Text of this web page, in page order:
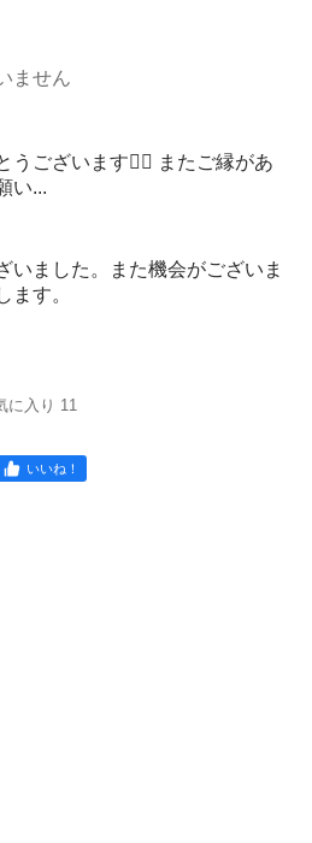
ません
うございます🙇‍♀️ またご縁があ
い...
いました。また機会がございま
ます。
に入り 11
いいね！